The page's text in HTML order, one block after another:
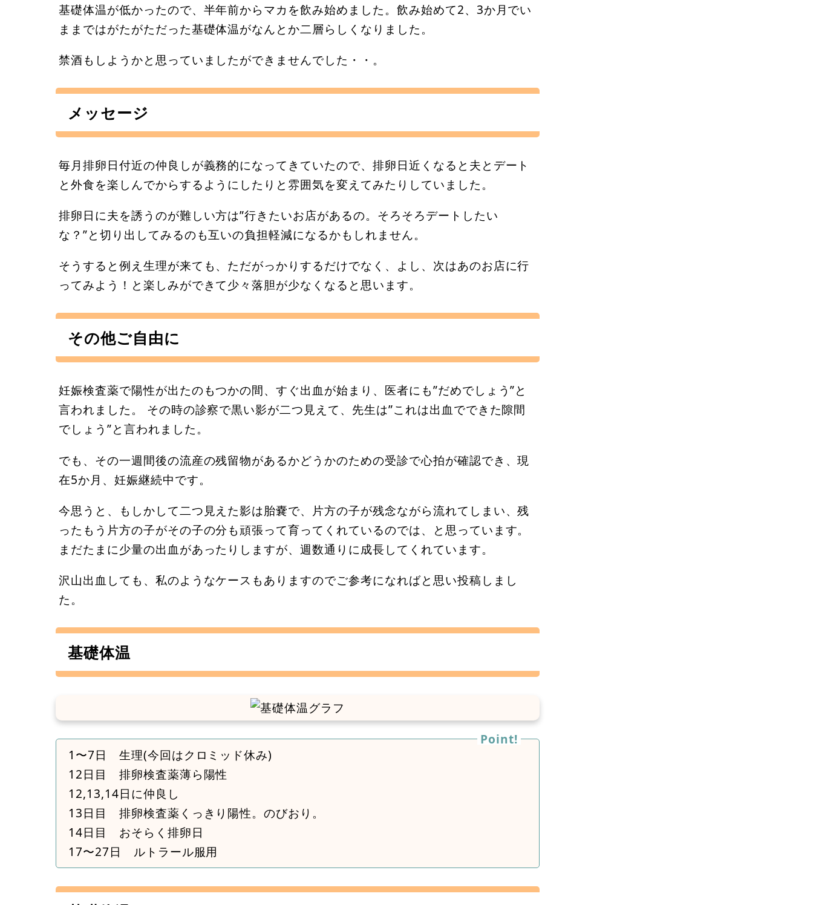
基礎体温が低かったので、半年前からマカを飲み始めました。飲み始めて2、3か月でい
ままではがたがただった基礎体温がなんとか二層らしくなりました。
禁酒もしようかと思っていましたができませんでした・・。
メッセージ
毎月排卵日付近の仲良しが義務的になってきていたので、排卵日近くなると夫とデート
と外食を楽しんでからするようにしたりと雰囲気を変えてみたりしていました。
排卵日に夫を誘うのが難しい方は”行きたいお店があるの。そろそろデートしたい
な？”と切り出してみるのも互いの負担軽減になるかもしれません。
そうすると例え生理が来ても、ただがっかりするだけでなく、よし、次はあのお店に行
ってみよう！と楽しみができて少々落胆が少なくなると思います。
その他ご自由に
妊娠検査薬で陽性が出たのもつかの間、すぐ出血が始まり、医者にも”だめでしょう”と
言われました。 その時の診察で黒い影が二つ見えて、先生は”これは出血でできた隙間
でしょう”と言われました。
でも、その一週間後の流産の残留物があるかどうかのための受診で心拍が確認でき、現
在5か月、妊娠継続中です。
今思うと、もしかして二つ見えた影は胎嚢で、片方の子が残念ながら流れてしまい、残
ったもう片方の子がその子の分も頑張って育ってくれているのでは、と思っています。
まだたまに少量の出血があったりしますが、週数通りに成長してくれています。
沢山出血しても、私のようなケースもありますのでご参考になればと思い投稿しまし
た。
基礎体温
1〜7日 生理(今回はクロミッド休み)
12日目 排卵検査薬薄ら陽性
12,13,14日に仲良し
13日目 排卵検査薬くっきり陽性。のびおり。
14日目 おそらく排卵日
17〜27日 ルトラール服用